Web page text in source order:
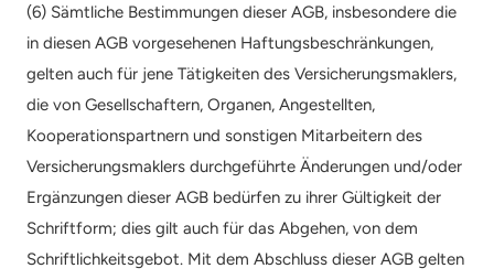
(6) Sämtliche Bestimmungen dieser AGB, insbesondere die
in diesen AGB vorgesehenen Haftungsbeschränkungen,
gelten auch für jene Tätigkeiten des Versicherungsmaklers,
die von Gesellschaftern, Organen, Angestellten,
Kooperationspartnern und sonstigen Mitarbeitern des
Versicherungsmaklers durchgeführte Änderungen und/oder
Ergänzungen dieser AGB bedürfen zu ihrer Gültigkeit der
Schriftform; dies gilt auch für das Abgehen, von dem
Schriftlichkeitsgebot. Mit dem Abschluss dieser AGB gelten